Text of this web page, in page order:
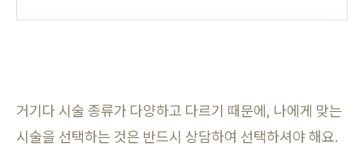
거기다 시술 종류가 다양하고 다르기 때문에, 나에게 맞는
시술을 선택하는 것은 반드시 상담하여 선택하셔야 해요.